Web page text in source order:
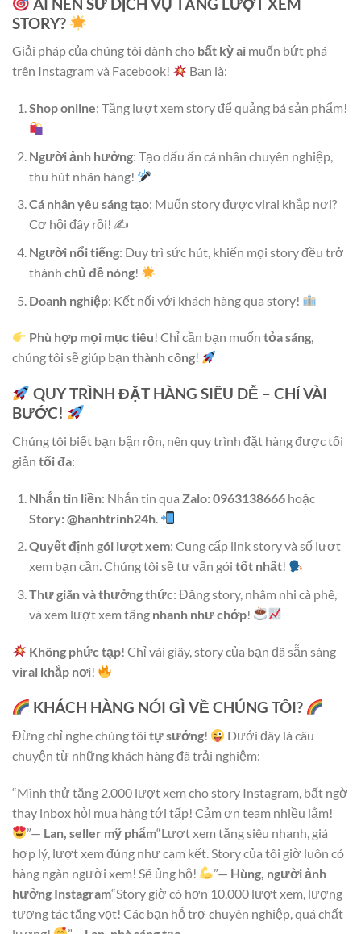
STORY?
Giải pháp của chúng tôi dành cho bất kỳ ai muốn bứt phá
trên Instagram và Facebook!
Bạn là:
Shop online: Tăng lượt xem story để quảng bá sản phẩm!
Người ảnh hưởng: Tạo dấu ấn cá nhân chuyên nghiệp,
thu hút nhãn hàng!
Cá nhân yêu sáng tạo: Muốn story được viral khắp nơi?
Cơ hội đây rồi! ✍️
Người nổi tiếng: Duy trì sức hút, khiến mọi story đều trở
thành chủ đề nóng!
Doanh nghiệp: Kết nối với khách hàng qua story!
Phù hợp mọi mục tiêu! Chỉ cần bạn muốntỏa sáng,
chúng tôi sẽ giúp bạn thành công!
QUY TRÌNH ĐẶT HÀNG SIÊU DỄ – CHỈ VÀI
BƯỚC!
Chúng tôi biết bạn bận rộn, nên quy trình đặt hàng được tối
giản tối đa:
Nhắn tin liền: Nhắn tin qua Zalo: 0963138666hoặc
Story: @hanhtrinh24h.
Quyết định gói lượt xem: Cung cấp link story và số lượt
xem bạn cần. Chúng tôi sẽ tư vấn gói tốt nhất!
Thư giãn và thưởng thức: Đăng story, nhâm nhi cà phê,
và xem lượt xem tăng nhanh như chớp!
Không phức tạp! Chỉ vài giây, story của bạn đã sẵn sàng
viral khắp nơi!
KHÁCH HÀNG NÓI GÌ VỀ CHÚNG TÔI?
Đừng chỉ nghe chúng tôi tự sướng!
Dưới đây là câu
chuyện từ những khách hàng đã trải nghiệm:
“Mình thử tăng 2.000 lượt xem cho story Instagram, bất ngờ
thay inbox hỏi mua hàng tới tấp! Cảm ơn team nhiều lắm!
”— Lan, seller mỹ phẩm“Lượt xem tăng siêu nhanh, giá
hợp lý, lượt xem đúng như cam kết. Story của tôi giờ luôn có
hàng ngàn người xem! Sẽ ủng hộ!
”— Hùng, người ảnh
hưởng Instagram“Story giờ có hơn 10.000 lượt xem, lượng
tương tác tăng vọt! Các bạn hỗ trợ chuyên nghiệp, quá chất